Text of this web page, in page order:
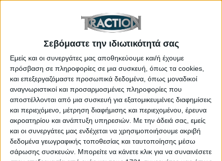
Σεβόμαστε την ιδιωτικότητά σας
Εμείς και οι συνεργάτες μας αποθηκεύουμε και/ή έχουμε
πρόσβαση σε πληροφορίες σε μια συσκευή, όπως τα cookies,
και επεξεργαζόμαστε προσωπικά δεδομένα, όπως μοναδικοί
αναγνωριστικοί και προσαρμοσμένες πληροφορίες που
αποστέλλονται από μια συσκευή για εξατομικευμένες διαφημίσεις
και περιεχόμενο, μέτρηση διαφήμισης και περιεχομένου, έρευνα
ακροατηρίου και ανάπτυξη υπηρεσιών. Με την άδειά σας, εμείς
και οι συνεργάτες μας ενδέχεται να χρησιμοποιήσουμε ακριβή
δεδομένα γεωγραφικής τοποθεσίας και ταυτοποίησης μέσω
σάρωσης συσκευών. Μπορείτε να κάνετε κλικ για να συναινέσετε
Αντώνης Ρέμος
ΜΟΙΡΑΣΤΕΙΤΕ ΤΟ
ΔΙΑΒΑΣΤΕ ΕΠΙΣΗΣ